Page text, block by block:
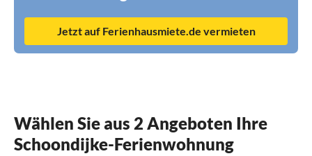
Jetzt auf Ferienhausmiete.de vermieten
Wählen Sie aus 2 Angeboten Ihre
Schoondijke-Ferienwohnung